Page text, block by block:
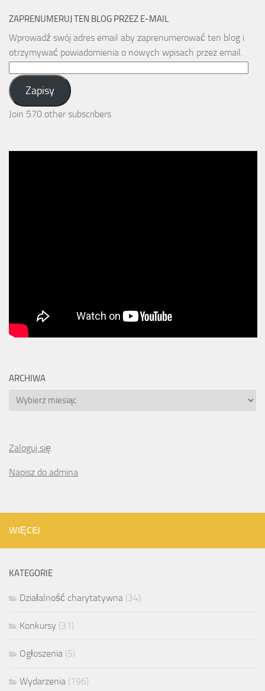
ZAPRENUMERUJ TEN BLOG PRZEZ E-MAIL
Wprowadź swój adres email aby zaprenumerować ten blog i
otrzymywać powiadomienia o nowych wpisach przez email.
Address:
Zapisy
Join 570 other subscribers
ARCHIWA
Archiwa
Zaloguj się
Napisz do admina
WIĘCEJ
KATEGORIE
Działalność charytatywna (34)
Konkursy (31)
Ogłoszenia (5)
Wydarzenia (196)